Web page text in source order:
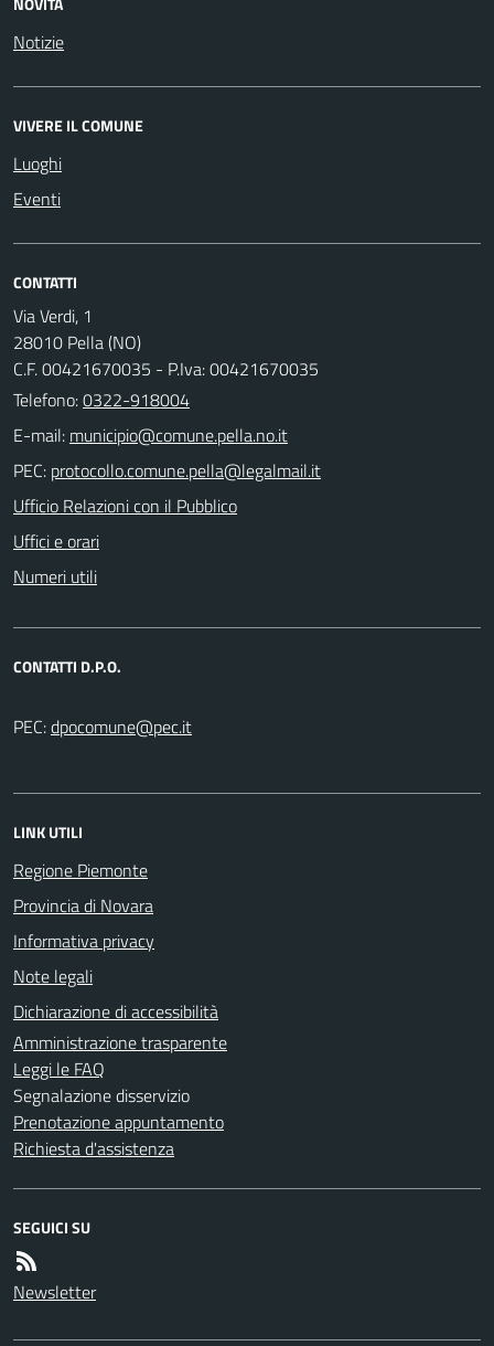
Notizie
VIVERE IL COMUNE
Luoghi
Eventi
CONTATTI
Via Verdi, 1
28010 Pella (NO)
C.F. 00421670035 - P.Iva: 00421670035
Telefono:0322-918004
E-mail:
PEC:
Ufficio Relazioni con il Pubblico
Uffici e orari
Numeri utili
CONTATTI D.P.O.
PEC:
LINK UTILI
Regione Piemonte
Provincia di Novara
Informativa privacy
Note legali
Dichiarazione di accessibilità
Amministrazione trasparente
Leggi le FAQ
Segnalazione disservizio
Prenotazione appuntamento
Richiesta d'assistenza
SEGUICI SU
Newsletter